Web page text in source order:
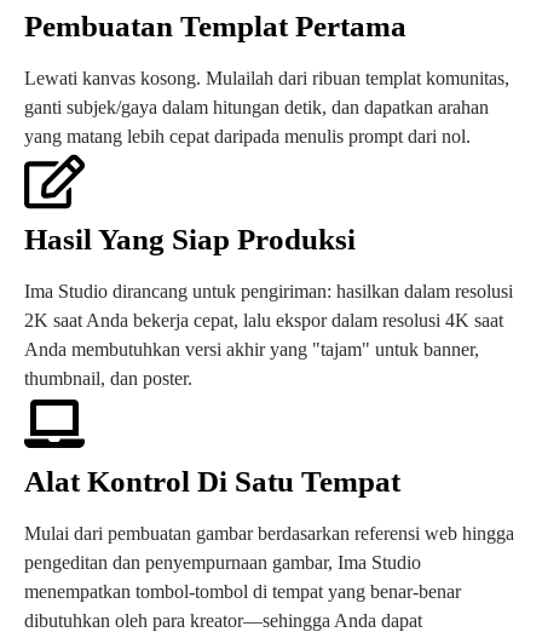
Pembuatan Templat Pertama
Lewati kanvas kosong. Mulailah dari ribuan templat komunitas,
ganti subjek/gaya dalam hitungan detik, dan dapatkan arahan
yang matang lebih cepat daripada menulis prompt dari nol.
Hasil Yang Siap Produksi
Ima Studio dirancang untuk pengiriman: hasilkan dalam resolusi
2K saat Anda bekerja cepat, lalu ekspor dalam resolusi 4K saat
Anda membutuhkan versi akhir yang "tajam" untuk banner,
thumbnail, dan poster.
Alat Kontrol Di Satu Tempat
Mulai dari pembuatan gambar berdasarkan referensi web hingga
pengeditan dan penyempurnaan gambar, Ima Studio
menempatkan tombol-tombol di tempat yang benar-benar
dibutuhkan oleh para kreator—sehingga Anda dapat